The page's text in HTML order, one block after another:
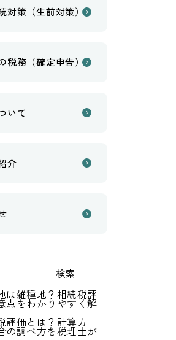
対策（生前対策）
税務（確定申告）
いて
介
検索
は雑種地？相続税評
点をわかりやすく解
評価とは？計算方
の調べ方を税理士が